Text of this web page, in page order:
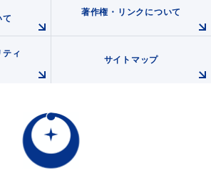
て
著作権・リンクについて
ィ
サイトマップ